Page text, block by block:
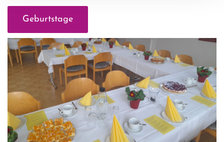
Geburtstage